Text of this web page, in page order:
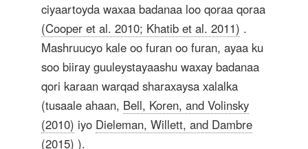
ciyaartoyda waxaa badanaa loo qoraa qoraa
(Cooper et al. 2010; Khatib et al. 2011) .
Mashruucyo kale oo furan oo furan, ayaa ku
soo biiray guuleystayaashu waxay badanaa
qori karaan warqad sharaxaysa xalalka
(tusaale ahaan, Bell, Koren, and Volinsky
(2010) iyo Dieleman, Willett, and Dambre
(2015) ).